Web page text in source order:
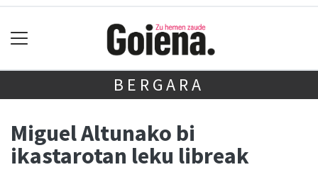
BERGARA
Miguel Altunako bi
ikastarotan leku libreak